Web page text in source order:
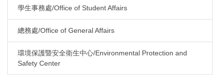
學生事務處/Office of Student Affairs
總務處/Office of General Affairs
環境保護暨安全衛生中心/Environmental Protection and
Safety Center